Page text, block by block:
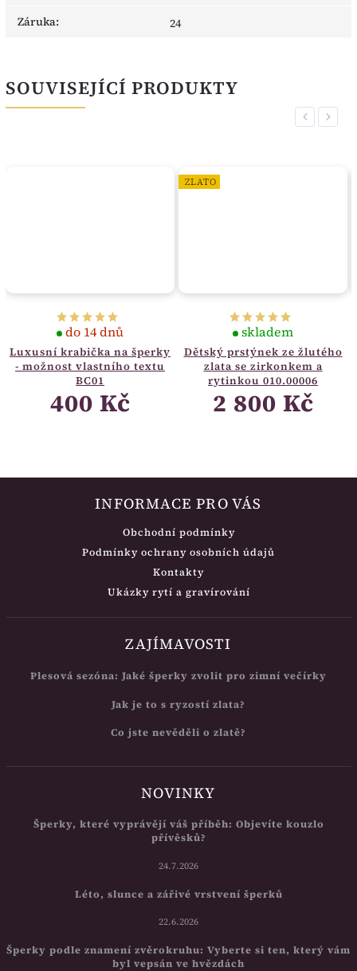
Záruka: 24
SOUVISEJÍCÍ PRODUKTY
Previous
Luxusní krabička na šperky
- možnost vlastního textu
BC01
do 14 dnů
400 Kč
ZLATO
Dětský prstýnek ze žlutého
zlata se zirkonkem a
rytinkou 010.00006
skladem
2 800 Kč
Next
INFORMACE PRO VÁS
Obchodní podmínky
Podmínky ochrany osobních údajů
Kontakty
Ukázky rytí a gravírování
ZAJÍMAVOSTI
Plesová sezóna: Jaké šperky zvolit pro zimní večírky
Jak je to s ryzostí zlata?
Co jste nevěděli o zlatě?
NOVINKY
Šperky, které vyprávějí váš příběh: Objevíte kouzlo
přívěsků?
24.7.2026
Léto, slunce a zářivé vrstvení šperků
22.6.2026
Šperky podle znamení zvěrokruhu: Vyberte si ten, který vám
byl vepsán ve hvězdách